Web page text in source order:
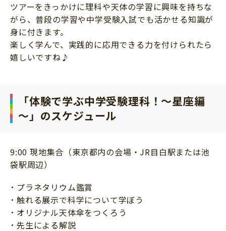
ツアーをきっかけに理科や天体の学習に興味を持ちな
がら、普段の学習や中学受験入試でも活かせる知識が
身に付きます。
楽しく学んで、実践的に応用できる力を付けられたら
嬉しいですね♪
「体験で学ぶ中学受験理科！～星座編
～」のスケジュール
9:00 現地集合（東京都内の会場・JR目白駅または池
袋駅周辺）
プラネタリウム鑑賞
触れる展示で科学について学ぼう
オリジナル天体傘をつくろう
先生による解説